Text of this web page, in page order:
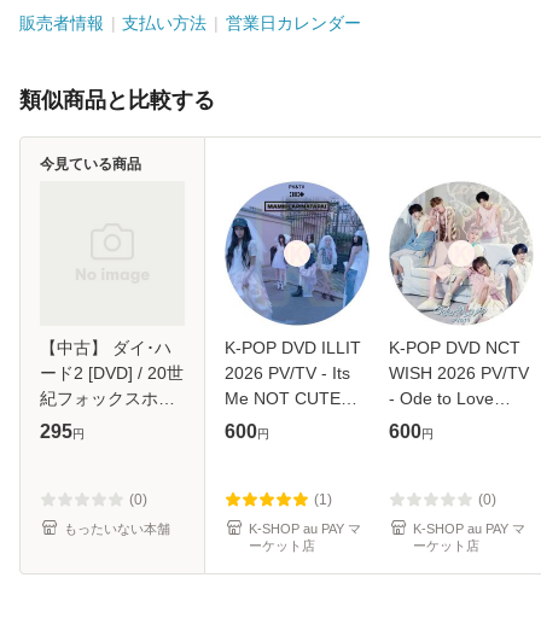
販売者情報 支払い方法 営業日カレンダー
類似商品と比較する
【中古】 ダイ･ハ
ード2 [DVD] / 20世
紀フォックスホー
ムエンターテイメ
295円
(0)
もったいない本舗
今見ている商品
K-POP DVD ILLIT
2026 PV/TV - Its
Me NOT CUTE
ANYMORE
Chocolate Cherish
Tick-Tack Cherish
Magnetic -
600円
(1)
K-SHOP au PAY マ
ーケット店
K-POP DVD NCT
WISH 2026 PV/TV
- Ode to Love
COLOR poppop
Sail Away - NCT
WISH エヌシーテ
ィー ウィッ
600円
(0)
K-SHOP au PAY マ
ーケット店